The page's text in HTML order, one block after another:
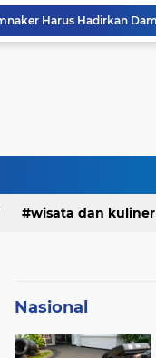
wisata dan kuliner
Nasional